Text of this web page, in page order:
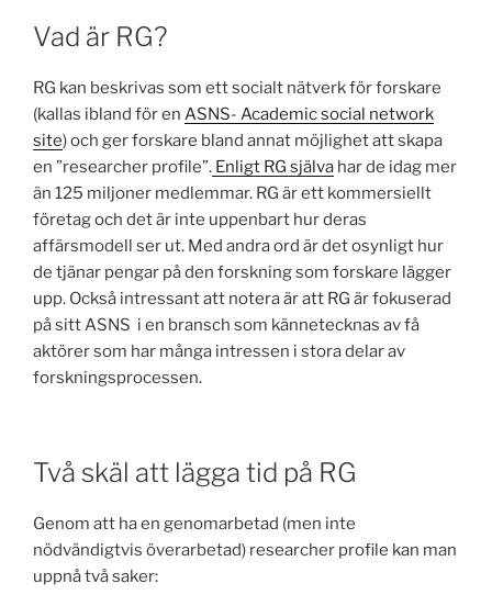
Vad är RG?
RG kan beskrivas som ett socialt nätverk för forskare
(kallas ibland för en ASNS- Academic social network
site) och ger forskare bland annat möjlighet att skapa
en ”researcher profile”. Enligt RG själva har de idag mer
än 125 miljoner medlemmar. RG är ett kommersiellt
företag och det är inte uppenbart hur deras
affärsmodell ser ut. Med andra ord är det osynligt hur
de tjänar pengar på den forskning som forskare lägger
upp. Också intressant att notera är att RG är fokuserad
på sitt ASNS i en bransch som kännetecknas av få
aktörer som har många intressen i stora delar av
forskningsprocessen.
Två skäl att lägga tid på RG
Genom att ha en genomarbetad (men inte
nödvändigtvis överarbetad) researcher profile kan man
uppnå två saker: